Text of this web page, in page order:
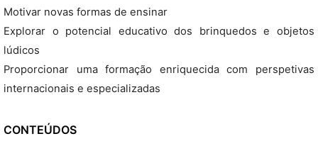
Motivar novas formas de ensinar
Explorar o potencial educativo dos brinquedos e objetos
lúdicos
Proporcionar uma formação enriquecida com perspetivas
internacionais e especializadas
CONTEÚDOS